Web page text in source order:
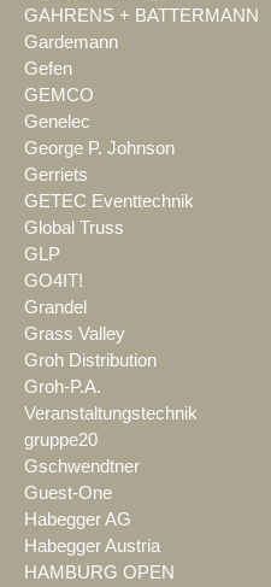
GAHRENS + BATTERMANN
Gardemann
Gefen
GEMCO
Genelec
George P. Johnson
Gerriets
GETEC Eventtechnik
Global Truss
GLP
GO4IT!
Grandel
Grass Valley
Groh Distribution
Groh-P.A.
Veranstaltungstechnik
gruppe20
Gschwendtner
Guest-One
Habegger AG
Habegger Austria
HAMBURG OPEN